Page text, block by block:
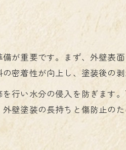
が重要です。まず、外壁表
密着性が向上し、塗装後の
行い水分の侵入を防ぎます
壁塗装の長持ちと傷防止のた